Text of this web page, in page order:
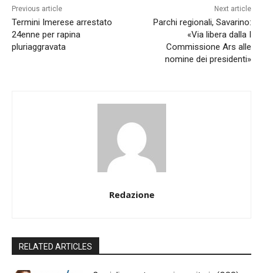
Previous article
Termini Imerese arrestato
24enne per rapina
pluriaggravata
Next article
Parchi regionali, Savarino:
«Via libera dalla I
Commissione Ars alle
nomine dei presidenti»
Redazione
RELATED ARTICLES